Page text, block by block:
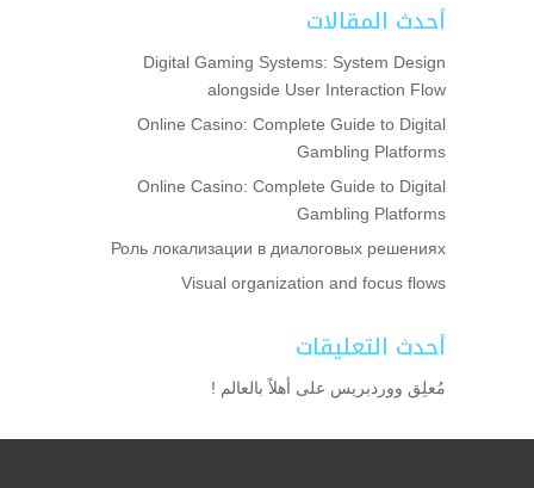
أحدث المقالات
Digital Gaming Systems: System Design
alongside User Interaction Flow
Online Casino: Complete Guide to Digital
Gambling Platforms
Online Casino: Complete Guide to Digital
Gambling Platforms
Роль локализации в диалоговых решениях
Visual organization and focus flows
أحدث التعليقات
مُعلِق ووردبريس على أهلاً بالعالم !